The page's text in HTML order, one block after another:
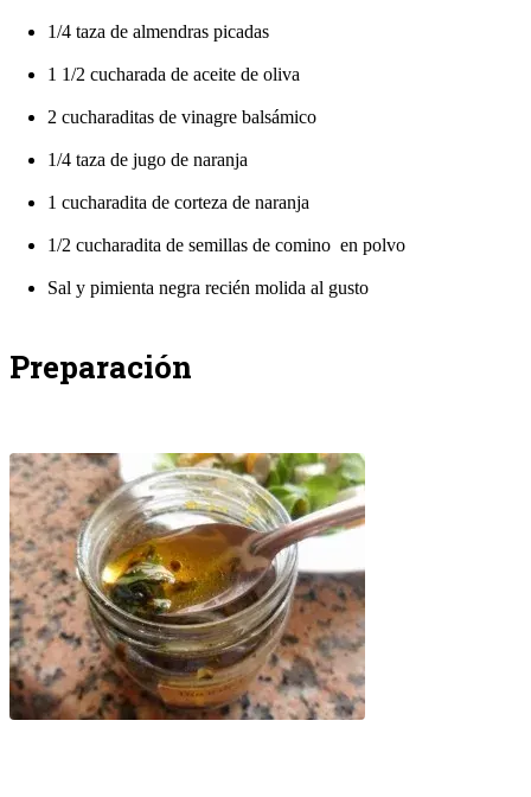
1/4 taza de almendras picadas
1 1/2 cucharada de aceite de oliva
2 cucharaditas de vinagre balsámico
1/4 taza de jugo de naranja
1 cucharadita de corteza de naranja
1/2 cucharadita de semillas de comino en polvo
Sal y pimienta negra recién molida al gusto
Preparación